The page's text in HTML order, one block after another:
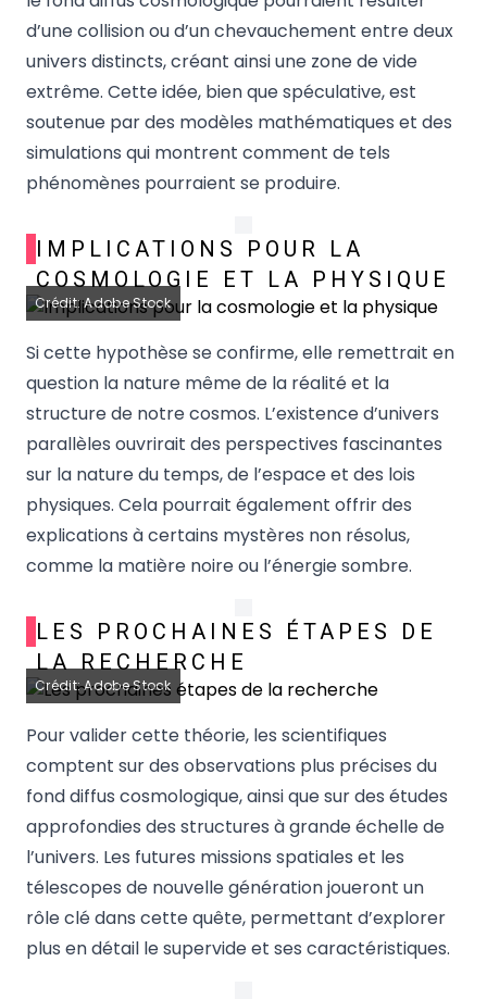
d’une collision ou d’un chevauchement entre deux
univers distincts, créant ainsi une zone de vide
extrême. Cette idée, bien que spéculative, est
soutenue par des modèles mathématiques et des
simulations qui montrent comment de tels
phénomènes pourraient se produire.
IMPLICATIONS POUR LA
COSMOLOGIE ET LA PHYSIQUE
Crédit: Adobe Stock
Si cette hypothèse se confirme, elle remettrait en
question la nature même de la réalité et la
structure de notre cosmos. L’existence d’univers
parallèles ouvrirait des perspectives fascinantes
sur la nature du temps, de l’espace et des lois
physiques. Cela pourrait également offrir des
explications à certains mystères non résolus,
comme la matière noire ou l’énergie sombre.
LES PROCHAINES ÉTAPES DE
LA RECHERCHE
Crédit: Adobe Stock
Pour valider cette théorie, les scientifiques
comptent sur des observations plus précises du
fond diffus cosmologique, ainsi que sur des études
approfondies des structures à grande échelle de
l’univers. Les futures missions spatiales et les
télescopes de nouvelle génération joueront un
rôle clé dans cette quête, permettant d’explorer
plus en détail le supervide et ses caractéristiques.